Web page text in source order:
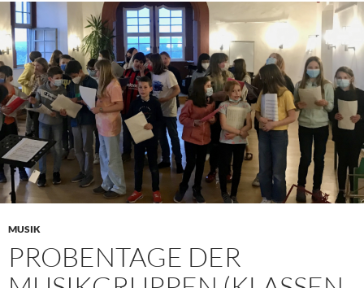
MUSIK
PROBENTAGE DER